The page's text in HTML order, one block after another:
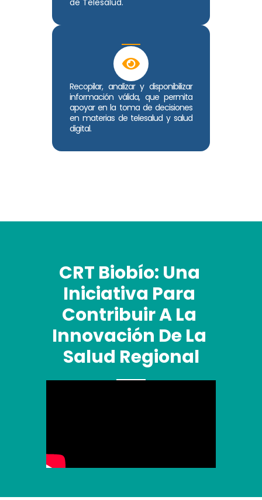
Recopilar, analizar y disponibilizar
información válida, que permita
apoyar en la toma de decisiones
en materias de telesalud y salud
digital.
CRT Biobío: Una
Iniciativa Para
Contribuir A La
Innovación De La
Salud Regional